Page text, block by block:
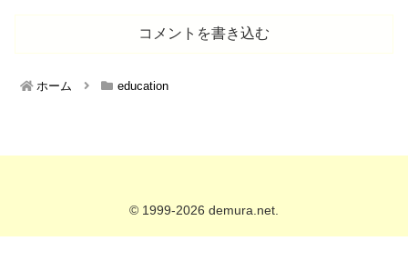
コメントを書き込む
ホーム education
© 1999-2026 demura.net.